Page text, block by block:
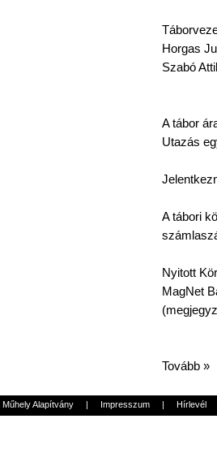
Horgas
Szabó
Atábor
Utazás
Atábori
Nyitott Kör
MagNet
(
Tovább »
Műhely Alapítvány | Impresszum | Hírlevél